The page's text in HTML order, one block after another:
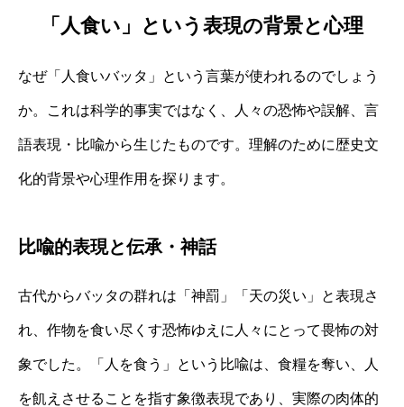
「人食い」という表現の背景と心理
なぜ「人食いバッタ」という言葉が使われるのでしょう
か。これは科学的事実ではなく、人々の恐怖や誤解、言
語表現・比喩から生じたものです。理解のために歴史文
化的背景や心理作用を探ります。
比喩的表現と伝承・神話
古代からバッタの群れは「神罰」「天の災い」と表現さ
れ、作物を食い尽くす恐怖ゆえに人々にとって畏怖の対
象でした。「人を食う」という比喩は、食糧を奪い、人
を飢えさせることを指す象徴表現であり、実際の肉体的